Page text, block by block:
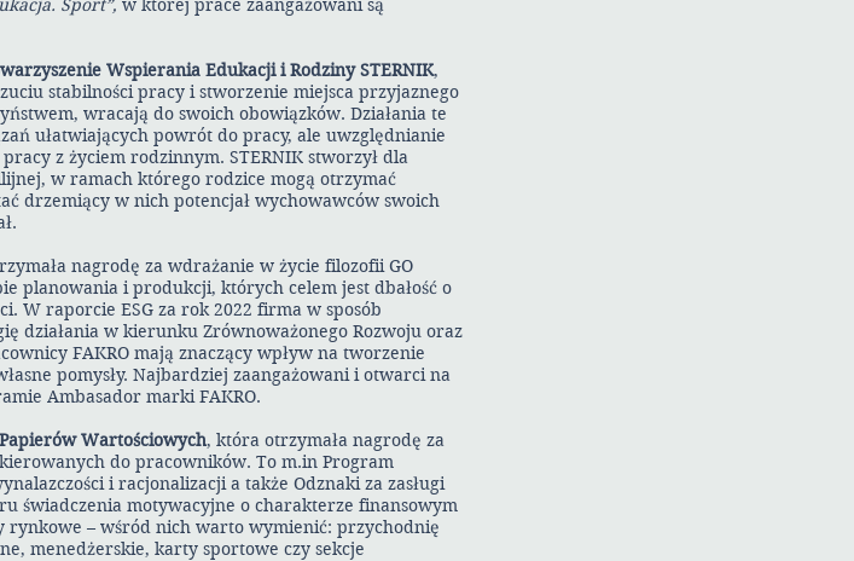
Sport”, w której prace zaangażowani są
Wspierania Edukacji i Rodziny STERNIK,
stabilności pracy i stworzenie miejsca przyjaznego
wracają do swoich obowiązków. Działania te
ułatwiających powrót do pracy, ale uwzględnianie
z życiem rodzinnym. STERNIK stworzył dla
w ramach którego rodzice mogą otrzymać
drzemiący w nich potencjał wychowawców swoich
nagrodę za wdrażanie w życie filozofii GO
planowania i produkcji, których celem jest dbałość o
W raporcie ESG za rok 2022 firma w sposób
działania w kierunku Zrównoważonego Rozwoju oraz
FAKRO mają znaczący wpływ na tworzenie
pomysły. Najbardziej zaangażowani i otwarci na
Ambasador marki FAKRO.
Wartościowych, która otrzymała nagrodę za
do pracowników. To m.in Program
i racjonalizacji a także Odznaki za zasługi
świadczenia motywacyjne o charakterze finansowym
rynkowe – wśród nich warto wymienić: przychodnię
menedżerskie, karty sportowe czy sekcje